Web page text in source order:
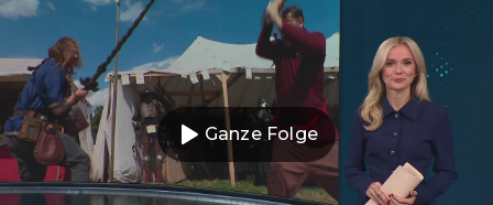
Ganze Folge